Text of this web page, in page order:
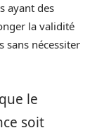
ayant des
la validité
sans nécessiter
le
soit